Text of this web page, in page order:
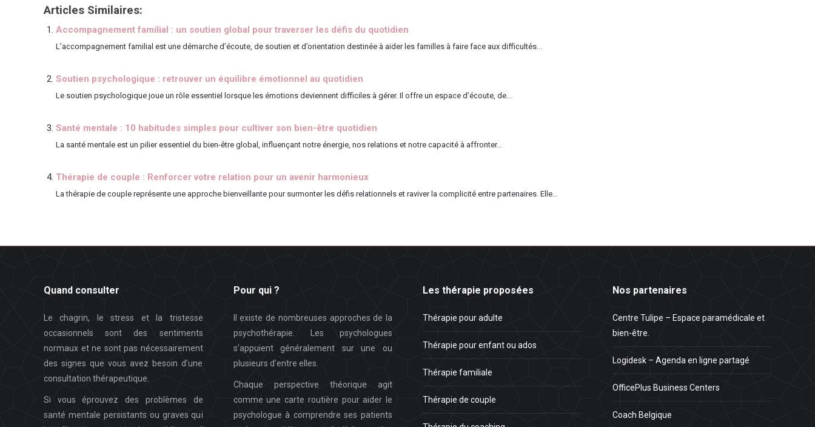
Articles Similaires:
Accompagnement familial : un soutien global pour traverser les défis du quotidien
L’accompagnement familial est une démarche d’écoute, de soutien et d’orientation destinée à aider les familles à faire face aux difficultés...
Soutien psychologique : retrouver un équilibre émotionnel au quotidien
Le soutien psychologique joue un rôle essentiel lorsque les émotions deviennent difficiles à gérer. Il offre un espace d’écoute, de...
Santé mentale : 10 habitudes simples pour cultiver son bien-être quotidien
La santé mentale est un pilier essentiel du bien-être global, influençant notre énergie, nos relations et notre capacité à affronter...
Thérapie de couple : Renforcer votre relation pour un avenir harmonieux
La thérapie de couple représente une approche bienveillante pour surmonter les défis relationnels et raviver la complicité entre partenaires. Elle...
Quand consulter
Le chagrin, le stress et la tristesse
occasionnels sont des sentiments
normaux et ne sont pas nécessairement
des signes que vous avez besoin d’une
consultation thérapeutique.
Si vous éprouvez des problèmes de
santé mentale persistants ou graves qui
Pour qui ?
Il existe de nombreuses approches de la
psychothérapie. Les psychologues
s’appuient généralement sur une ou
plusieurs d’entre elles.
Chaque perspective théorique agit
comme une carte routière pour aider le
psychologue à comprendre ses patients
Les thérapie proposées
Thérapie pour adulte
Thérapie pour enfant ou ados
Thérapie familiale
Thérapie de couple
Nos partenaires
Centre Tulipe – Espace paramédicale et
bien-être.
Logidesk – Agenda en ligne partagé
OfficePlus Business Centers
Coach Belgique